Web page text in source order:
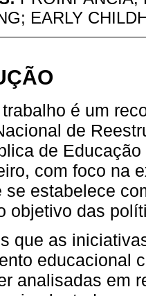
EARLY
é um
de
de
com foco na
se estabelece
objetivo das
que as
educacional
analisadas em